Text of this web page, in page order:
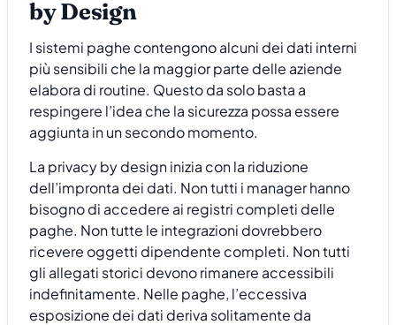
by Design
I sistemi paghe contengono alcuni dei dati interni
più sensibili che la maggior parte delle aziende
elabora di routine. Questo da solo basta a
respingere l’idea che la sicurezza possa essere
aggiunta in un secondo momento.
La privacy by design inizia con la riduzione
dell’impronta dei dati. Non tutti i manager hanno
bisogno di accedere ai registri completi delle
paghe. Non tutte le integrazioni dovrebbero
ricevere oggetti dipendente completi. Non tutti
gli allegati storici devono rimanere accessibili
indefinitamente. Nelle paghe, l’eccessiva
esposizione dei dati deriva solitamente da